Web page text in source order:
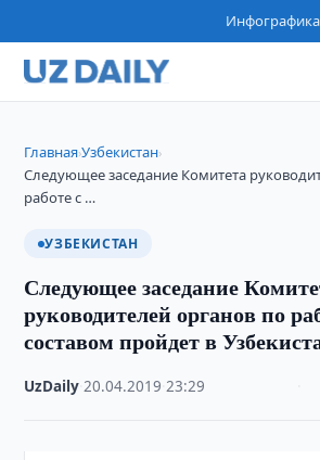
Инфографика
Главная›Узбекистан›
Следующее заседание Комитета
работе с …
УЗБЕКИСТАН
Следующее заседание
руководителей органов по
составом пройдет в
UzDaily ·20.04.2019 ·23:29